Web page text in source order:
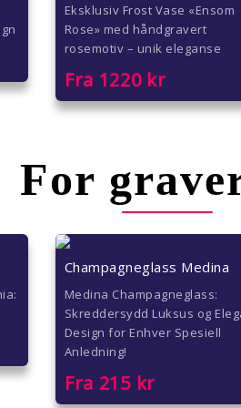
Eksklusiv Frost Vase «Ensom
Rose» med håndgravert
rosemotiv – unik eleganse
Fra 1220kr
For
Champagneglass Medina
Medina Champagneglass:
Skreddersydd Luksus og
Design for Enhver Spesiell
Anledning!
Fra 215kr